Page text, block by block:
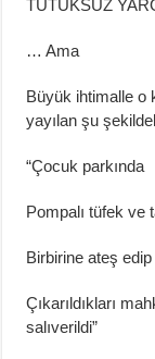
TUTUKSUZ
… Ama
Büyük ihtimalle o
yayılan şu
“Çocuk parkında
Pompalı tüfek ve
Birbirine ateş
Çıkarıldıkları
salıverildi”